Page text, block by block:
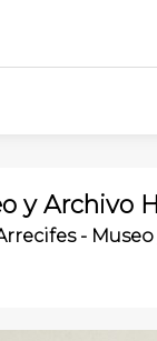
y Archivo
-